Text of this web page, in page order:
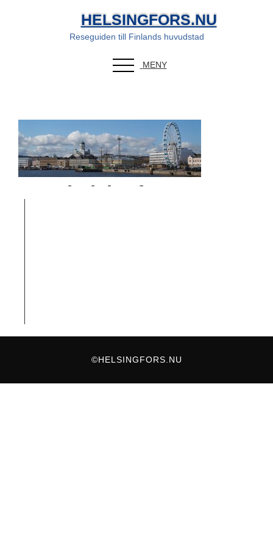
HELSINGFORS.NU
Reseguiden till Finlands huvudstad
MENY
helsingfors
©HELSINGFORS.NU